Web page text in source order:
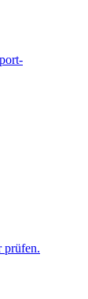
prüfen.